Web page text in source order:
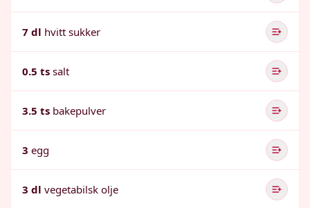
7 dl hvitt sukker
0.5 ts salt
3.5 ts bakepulver
3 egg
3 dl vegetabilsk olje